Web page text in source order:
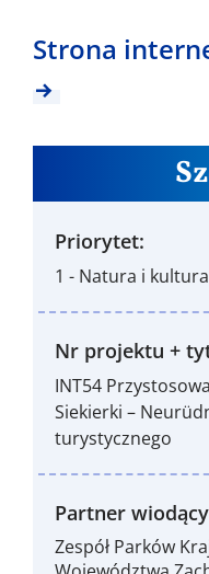
Strona
Priorytet:
1 - Natura i kultura
Nr projektu +
INT54
Siekierki –
turystycznego
Partner
Zespół Parków